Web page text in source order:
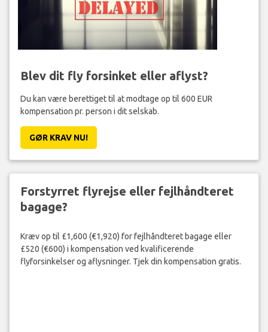
Blev dit fly forsinket eller aflyst?
Du kan være berettiget til at modtage op til 600 EUR
kompensation pr. person i dit selskab.
GØR KRAV NU!
Forstyrret flyrejse eller fejlhåndteret
bagage?
Kræv op til £1,600 (€1,920) for fejlhåndteret bagage eller
£520 (€600) i kompensation ved kvalificerende
flyforsinkelser og aflysninger. Tjek din kompensation gratis.